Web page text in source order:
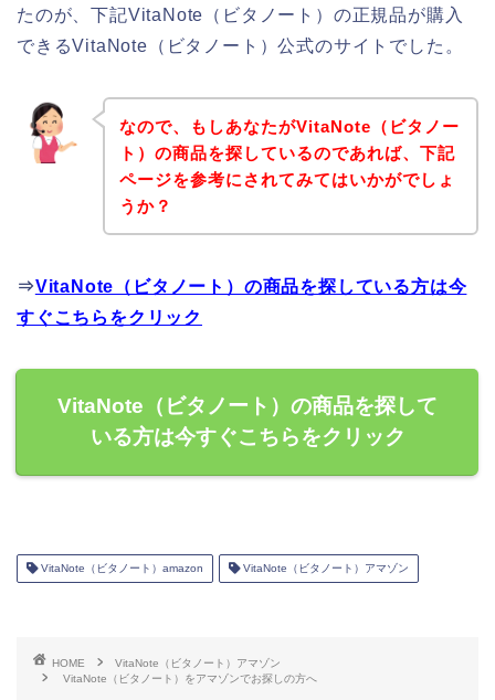
たのが、下記VitaNote（ビタノート）の正規品が購入
できるVitaNote（ビタノート）公式のサイトでした。
なので、もしあなたがVitaNote（ビタノー
ト）の商品を探しているのであれば、下記
ページを参考にされてみてはいかがでしょ
うか？
⇒VitaNote（ビタノート）の商品を探している方は今
すぐこちらをクリック
VitaNote（ビタノート）の商品を探して
いる方は今すぐこちらをクリック
VitaNote（ビタノート）amazon VitaNote（ビタノート）アマゾン
HOME
VitaNote（ビタノート）アマゾン
VitaNote（ビタノート）をアマゾンでお探しの方へ